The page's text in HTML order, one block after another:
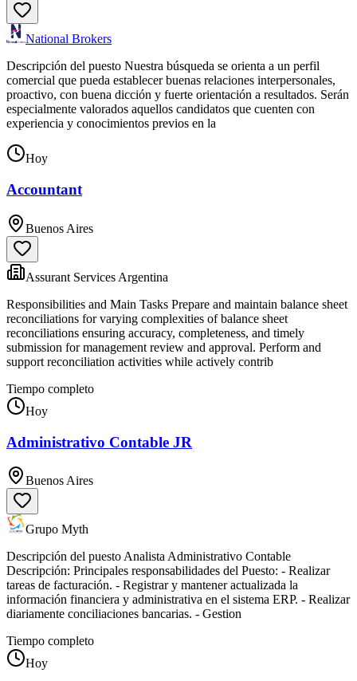
National Brokers
Descripción del puesto Nuestra búsqueda se orienta a un perfil
comercial que pueda establecer buenas relaciones interpersonales,
proactivo, con buena dicción y fuerte orientación a resultados. Serán
especialmente valorados aquellos candidatos que cuenten con
experiencia y conocimientos previos en la
Hoy
Accountant
Buenos Aires
Assurant Services Argentina
Responsibilities and Main Tasks Prepare and maintain balance sheet
reconciliations for varying complexities of balance sheet
reconciliations ensuring accuracy, completeness, and timely
submission for management review and approval. Perform and
support reconciliation activities while actively contrib
Tiempo completo
Hoy
Administrativo Contable JR
Buenos Aires
Grupo Myth
Descripción del puesto Analista Administrativo Contable
Descripción: Principales responsabilidades del Puesto: - Realizar
tareas de facturación. - Registrar y mantener actualizada la
información financiera y administrativa en el sistema ERP. - Realizar
diariamente conciliaciones bancarias. - Gestion
Tiempo completo
Hoy